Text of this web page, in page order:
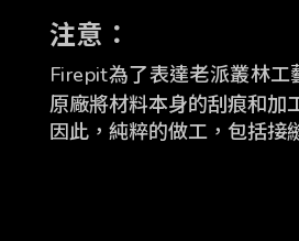
注意：
Firepit為了表達老派叢林工
原廠將材料本身的刮痕和加
因此，純粹的做工，包括接